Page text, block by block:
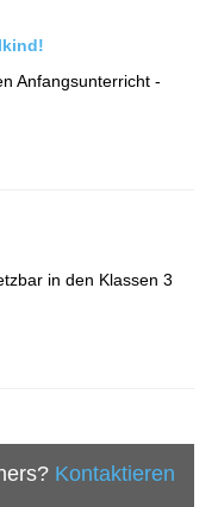
Anfangsunterricht -
in den Klassen 3
Kontaktieren